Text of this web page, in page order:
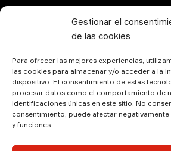
Gestionar el
de las cookies
Para ofrecer las mejores experiencias,
las cookies para almacenar y/o acceder a la
dispositivo. El consentimiento de estas
procesar datos como el comportamiento de
identificaciones únicas en este sitio. No
consentimiento, puede afectar
y funciones.